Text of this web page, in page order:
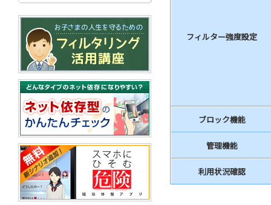
フィルター強度設定
ブロック機能
管理機能
利用状況確認